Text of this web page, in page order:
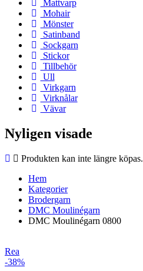
Mattvarp
Mohair
Mönster
Satinband
Sockgarn
Stickor
Tillbehör
Ull
Virkgarn
Virknålar
Vävar
Nyligen visade
Produkten kan inte längre köpas.
Hem
Kategorier
Brodergarn
DMC Moulinégarn
DMC Moulinégarn 0800
Rea
-38%